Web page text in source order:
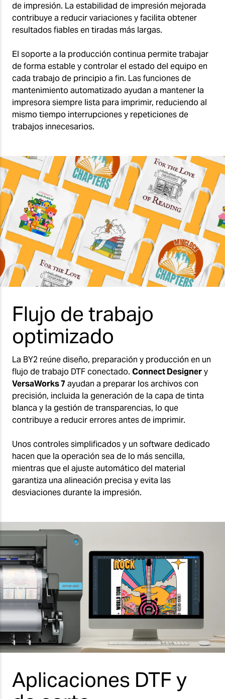
de impresión. La estabilidad de impresión mejorada
contribuye a reducir variaciones y facilita obtener
resultados fiables en tiradas más largas.
El soporte a la producción continua permite trabajar
de forma estable y controlar el estado del equipo en
cada trabajo de principio a fin. Las funciones de
mantenimiento automatizado ayudan a mantener la
impresora siempre lista para imprimir, reduciendo al
mismo tiempo interrupciones y repeticiones de
trabajos innecesarios.
Flujo de trabajo
optimizado
La BY2 reúne diseño, preparación y producción en un
flujo de trabajo DTF conectado. Connect Designery
VersaWorks 7ayudan a preparar los archivos con
precisión, incluida la generación de la capa de tinta
blanca y la gestión de transparencias, lo que
contribuye a reducir errores antes de imprimir.
Unos controles simplificados y un software dedicado
hacen que la operación sea de lo más sencilla,
mientras que el ajuste automático del material
garantiza una alineación precisa y evita las
desviaciones durante la impresión.
Aplicaciones DTF y